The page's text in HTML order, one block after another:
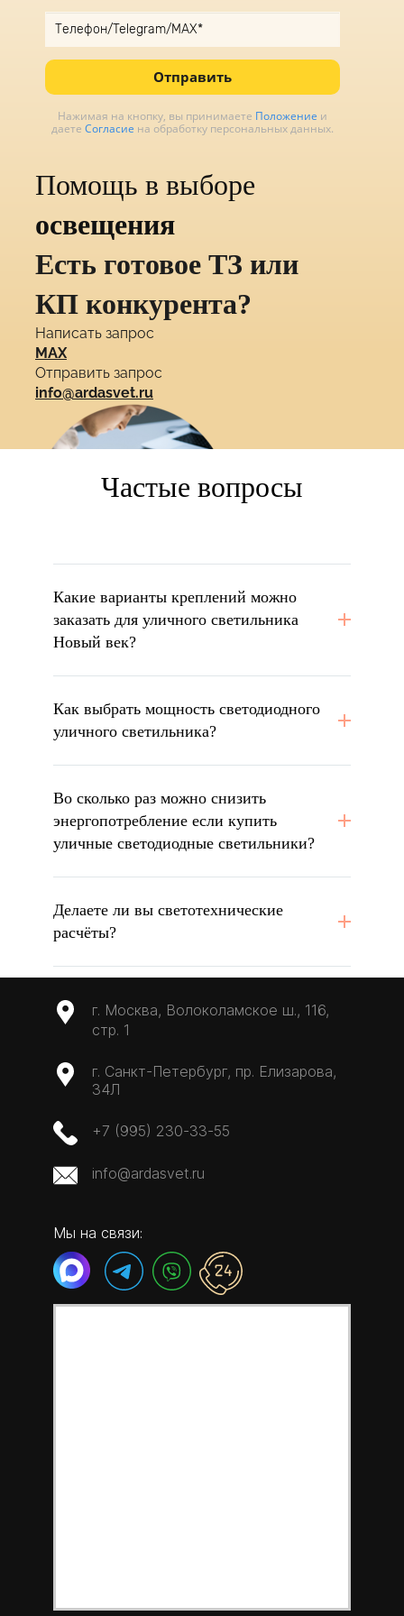
Отправить
Нажимая на кнопку, вы принимаете Положение и
даете Согласие на обработку персональных данных.
Помощь в выборе
освещения
Есть готовое ТЗ или
КП конкурента?
Написать запрос
MAX
Отправить запрос
info@ardasvet.ru
Частые вопросы
Какие варианты креплений можно
заказать для уличного светильника
Новый век?
Как выбрать мощность светодиодного
уличного светильника?
Во сколько раз можно снизить
энергопотребление если купить
уличные светодиодные светильники?
Делаете ли вы светотехнические
расчёты?
г. Москва, Волоколамское ш., 116,
стр. 1
г. Санкт-Петербург, пр. Елизарова,
34Л
+7 (995) 230-33-55
info@ardasvet.ru
Мы на связи: